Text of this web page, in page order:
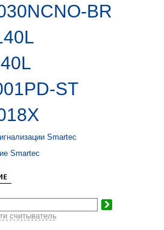
BR
ST
Smartec
Smartec
считыватель